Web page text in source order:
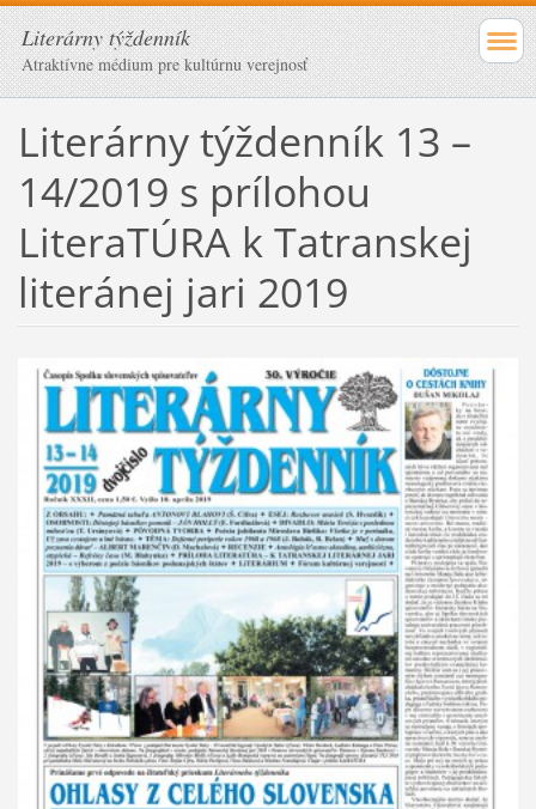
Literárny týždenník
Atraktívne médium pre kultúrnu verejnosť
Literárny týždenník 13 –
14/2019 s prílohou
LiteraTÚRA k Tatranskej
literánej jari 2019